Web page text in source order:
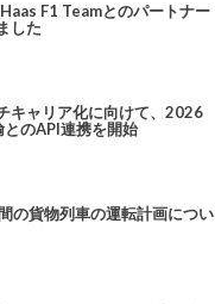
F1 Teamとのパートナー
した
キャリア化に向けて、2026
のAPI連携を開始
の貨物列車の運転計画につい